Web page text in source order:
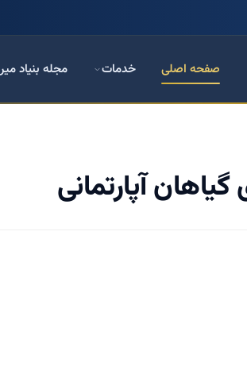
صفحه اصلی خدمات مجله بنیاد میر
آپارتمانی